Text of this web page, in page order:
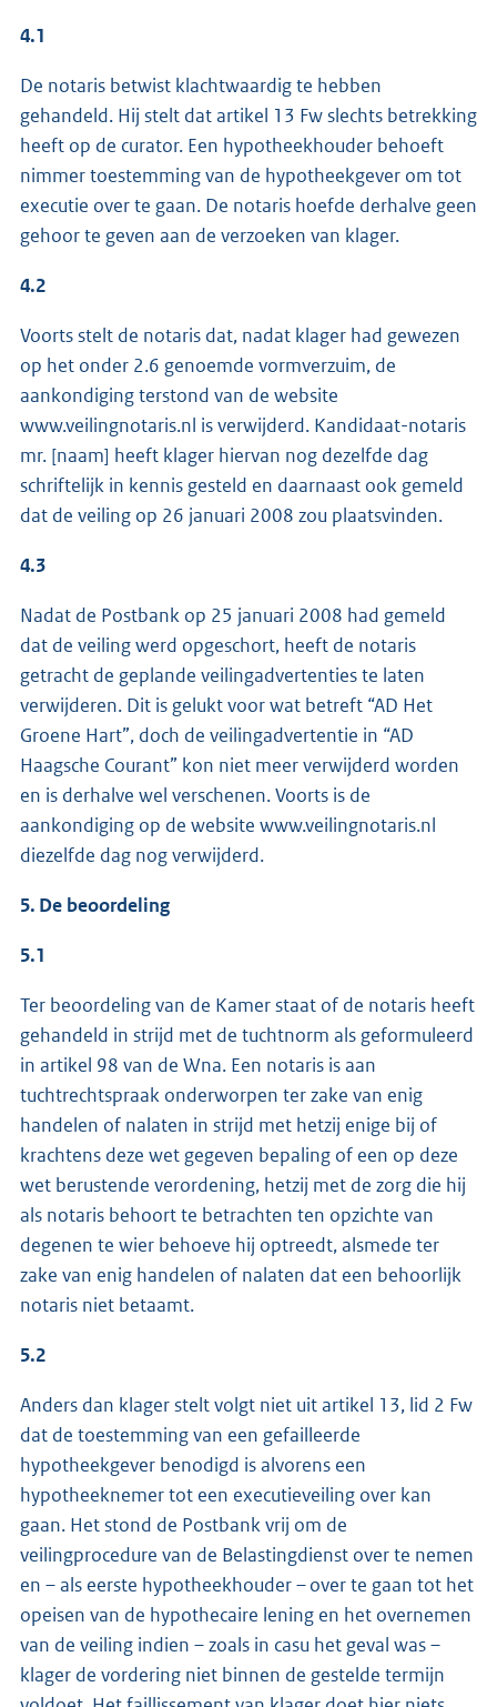
4.1
De notaris betwist klachtwaardig te hebben
gehandeld. Hij stelt dat artikel 13 Fw slechts betrekking
heeft op de curator. Een hypotheekhouder behoeft
nimmer toestemming van de hypotheekgever om tot
executie over te gaan. De notaris hoefde derhalve geen
gehoor te geven aan de verzoeken van klager.
4.2
Voorts stelt de notaris dat, nadat klager had gewezen
op het onder 2.6 genoemde vormverzuim, de
aankondiging terstond van de website
www.veilingnotaris.nl is verwijderd. Kandidaat-notaris
mr. [naam] heeft klager hiervan nog dezelfde dag
schriftelijk in kennis gesteld en daarnaast ook gemeld
dat de veiling op 26 januari 2008 zou plaatsvinden.
4.3
Nadat de Postbank op 25 januari 2008 had gemeld
dat de veiling werd opgeschort, heeft de notaris
getracht de geplande veilingadvertenties te laten
verwijderen. Dit is gelukt voor wat betreft “AD Het
Groene Hart”, doch de veilingadvertentie in “AD
Haagsche Courant” kon niet meer verwijderd worden
en is derhalve wel verschenen. Voorts is de
aankondiging op de website www.veilingnotaris.nl
diezelfde dag nog verwijderd.
5. De beoordeling
5.1
Ter beoordeling van de Kamer staat of de notaris heeft
gehandeld in strijd met de tuchtnorm als geformuleerd
in artikel 98 van de Wna. Een notaris is aan
tuchtrechtspraak onderworpen ter zake van enig
handelen of nalaten in strijd met hetzij enige bij of
krachtens deze wet gegeven bepaling of een op deze
wet berustende verordening, hetzij met de zorg die hij
als notaris behoort te betrachten ten opzichte van
degenen te wier behoeve hij optreedt, alsmede ter
zake van enig handelen of nalaten dat een behoorlijk
notaris niet betaamt.
5.2
Anders dan klager stelt volgt niet uit artikel 13, lid 2 Fw
dat de toestemming van een gefailleerde
hypotheekgever benodigd is alvorens een
hypotheeknemer tot een executieveiling over kan
gaan. Het stond de Postbank vrij om de
veilingprocedure van de Belastingdienst over te nemen
en – als eerste hypotheekhouder – over te gaan tot het
opeisen van de hypothecaire lening en het overnemen
van de veiling indien – zoals in casu het geval was –
klager de vordering niet binnen de gestelde termijn